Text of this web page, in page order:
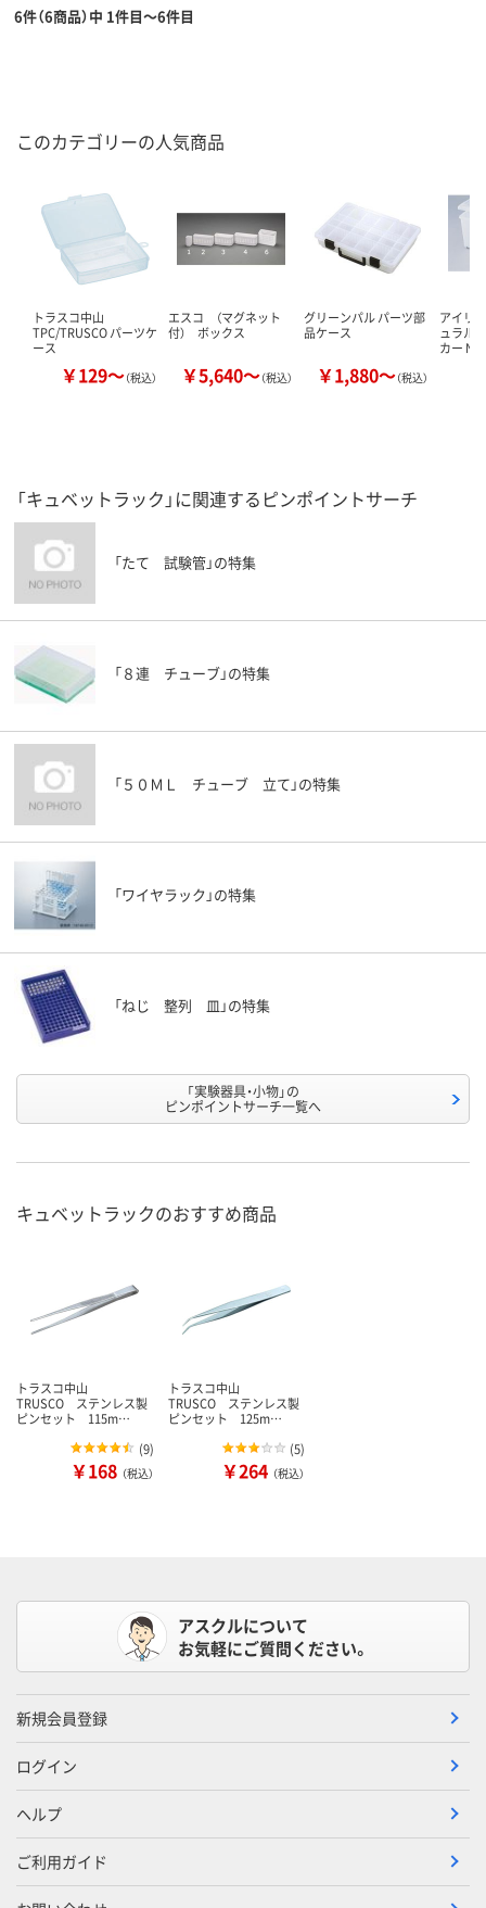
6件（6商品）中 1件目～6件目
このカテゴリーの人気商品
トラスコ中山
TPC/TRUSCO パーツケ
ース
￥129～（税込）
エスコ （マグネット
付） ボックス
￥5,640～（税込）
グリーンパル パーツ部
品ケース
￥1,880～（税込）
アイリ
ュラル
カー N-
「キュベットラック」に関連するピンポイントサーチ
「たて 試験管」の特集
「８連 チューブ」の特集
「５０ＭＬ チューブ 立て」の特集
「ワイヤラック」の特集
「ねじ 整列 皿」の特集
「実験器具・小物」の
ピンポイントサーチ一覧へ
キュベットラックのおすすめ商品
トラスコ中山
TRUSCO ステンレス製
ピンセット 115m…
(9)
￥168 （税込）
トラスコ中山
TRUSCO ステンレス製
ピンセット 125m…
(5)
￥264 （税込）
アスクルについて
お気軽にご質問ください。
新規会員登録
ログイン
ヘルプ
ご利用ガイド